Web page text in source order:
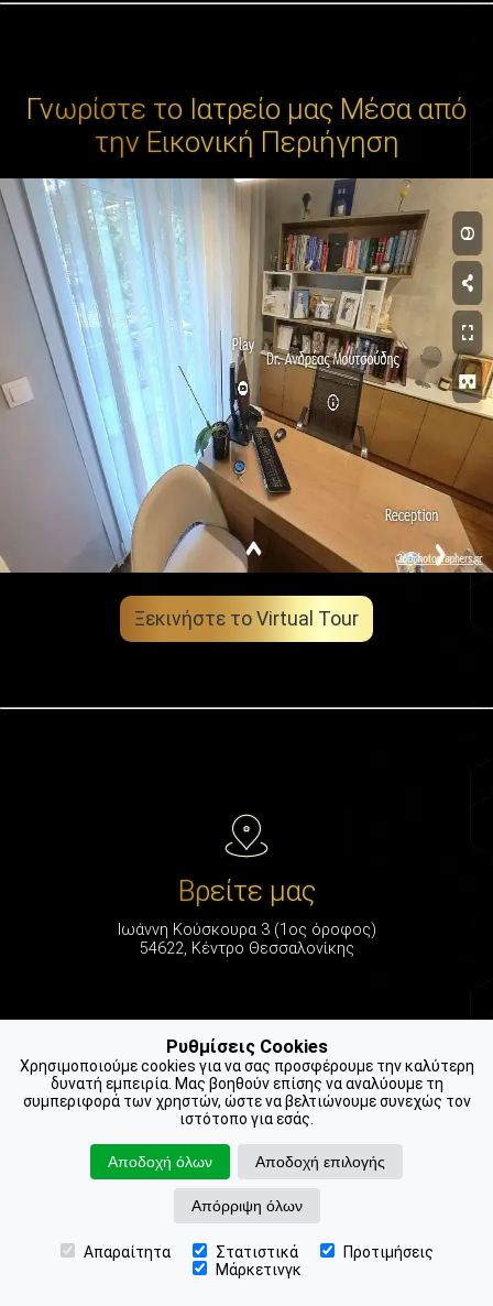
Ρυθμίσεις Cookies
Χρησιμοποιούμε cookies για να σας προσφέρουμε την καλύτερη
δυνατή εμπειρία. Μας βοηθούν επίσης να αναλύουμε τη
συμπεριφορά των χρηστών, ώστε να βελτιώνουμε συνεχώς τον
ιστότοπο για εσάς.
Αποδοχή όλων Αποδοχή επιλογής
Απόρριψη όλων
Απαραίτητα Στατιστικά
Προτιμήσεις
Μάρκετινγκ
📍 Βρείτε μας 📞 Ραντεβού
Γνωρίστε το Ιατρείο μας Μέσα από
την Εικονική Περιήγηση
Ξεκινήστε το Virtual Tour
Βρείτε μας
Ιωάννη Κούσκουρα 3 (1ος όροφος)
54622, Κέντρο Θεσσαλονίκης
Καλέστε μας
2312 311 350
2310 220 014